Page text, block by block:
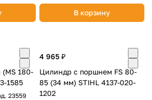
В корзину
(MS 180-
1585
23559
4 965 ₽
Цилиндр с поршнем FS 80-
85 (34 мм) STIHL 4137-020-
1202
25
8 800 302-02-51